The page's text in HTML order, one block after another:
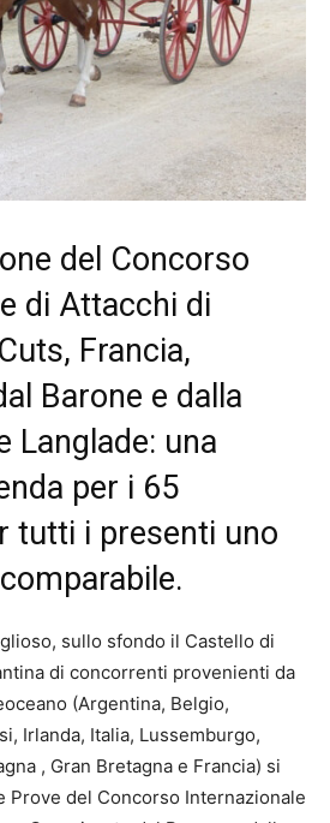
del Concorso
di Attacchi di
Francia,
Barone e dalla
Langlade: una
per i 65
tutti i presenti uno
sullo sfondo il Castello di
di concorrenti provenienti da
(Argentina, Belgio,
Irlanda, Italia, Lussemburgo,
, Gran Bretagna e Francia) si
Prove del Concorso Internazionale